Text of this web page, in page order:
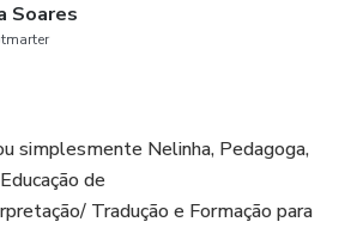
três módulos práticos:
em LIBRAS
Soares
simplesmente Nelinha, Pedagoga,
de
Tradução e Formação para